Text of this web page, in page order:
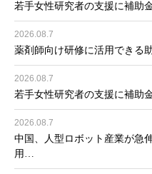
若手女性研究者の支援に補助
2026.08.7
薬剤師向け研修に活用できる
2026.08.7
若手女性研究者の支援に補助
2026.08.7
中国、人型ロボット産業が急
用…